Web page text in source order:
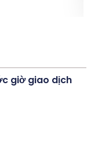
giờ giao dịch